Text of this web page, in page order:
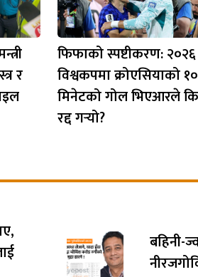
र
फिफाको स्पष्टीकरण: २०२६
विश्वकपमा क्रोएसियाको
मिनेटको गोल भिएआरले
रद्द गर्‍यो?
बहिनी-